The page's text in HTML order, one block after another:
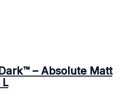
– Absolute Matt
L